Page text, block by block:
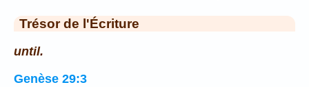
Trésor de l'Écriture
until.
Genèse 29:3